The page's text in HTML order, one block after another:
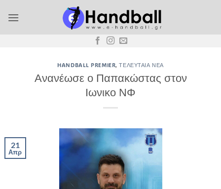
στο
HANDBALL PREMIER,ΤΕΛΕΥΤΑΊΑ ΝΈΑ
Ανανέωσε ο Παπακώστας στον
Ιωνικο ΝΦ
21
Απρ